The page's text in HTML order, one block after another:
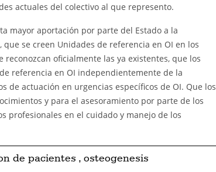
actuales del colectivo al que represento.
mayor aportación por parte del Estado a la
que se creen Unidades de referencia en OI en los
reconozcan oficialmente las ya existentes, que los
referencia en OI independientemente de la
actuación en urgencias específicos de OI. Que los
y para el asesoramiento por parte de los
profesionales en el cuidado y manejo de los
de pacientes , osteogenesis